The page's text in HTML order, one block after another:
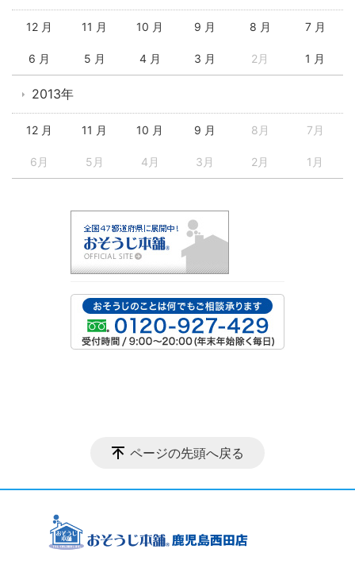
12 月 11 月 10 月 9 月 8 月 7 月
6 月 5 月 4 月 3 月 2月 1 月
2013年
12 月 11 月 10 月 9 月 8月 7月
6月 5月 4月 3月 2月 1月
ページの先頭へ戻る